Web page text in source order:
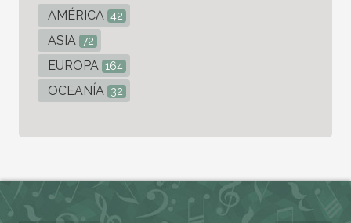
AMÉRICA 42
ASIA 72
EUROPA 164
OCEANÍA 32